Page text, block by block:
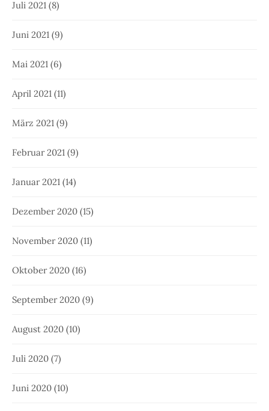
Juli 2021 (8)
Juni 2021 (9)
Mai 2021 (6)
April 2021 (11)
März 2021 (9)
Februar 2021 (9)
Januar 2021 (14)
Dezember 2020 (15)
November 2020 (11)
Oktober 2020 (16)
September 2020 (9)
August 2020 (10)
Juli 2020 (7)
Juni 2020 (10)